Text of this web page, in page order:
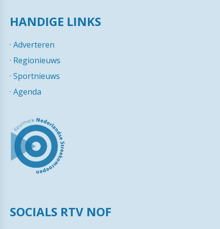
HANDIGE LINKS
· Adverteren
· Regionieuws
· Sportnieuws
· Agenda
SOCIALS RTV NOF